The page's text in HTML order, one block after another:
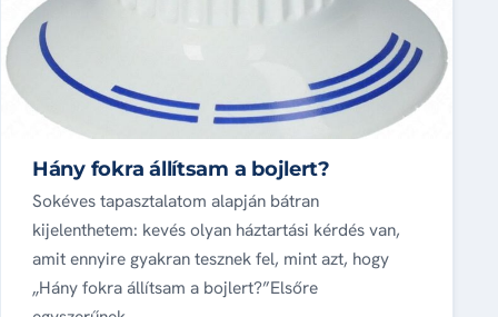
Hány fokra állítsam a bojlert?
Sokéves tapasztalatom alapján bátran
kijelenthetem: kevés olyan háztartási kérdés van,
amit ennyire gyakran tesznek fel, mint azt, hogy
„Hány fokra állítsam a bojlert?”Elsőre